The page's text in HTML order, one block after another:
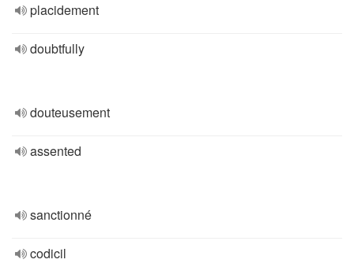
placidement
doubtfully
douteusement
assented
sanctionné
codicil